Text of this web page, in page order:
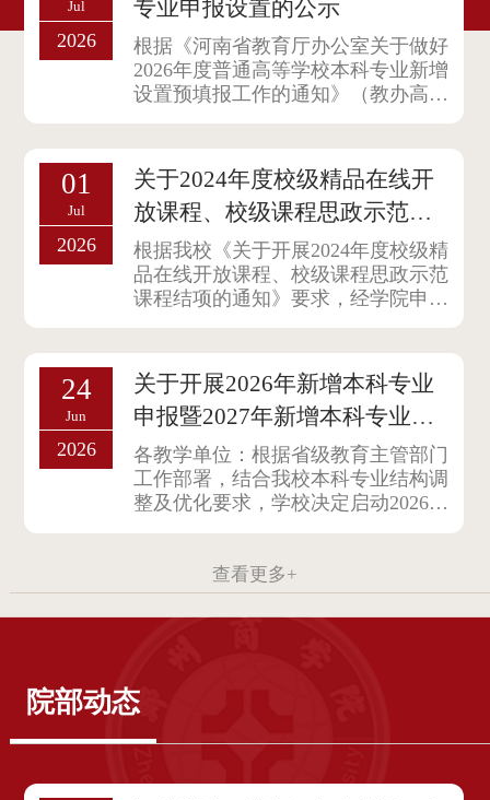
Jul
2026
专业申报设置的公示
根据《河南省教育厅办公室关于做好
2026年度普通高等学校本科专业新增
设置预填报工作的通知》（教办高
01
Jul
2026
关于2024年度校级精品在线开
放课程、校级课程思政示范课
程结项名单的公示
根据我校《关于开展2024年度校级精
品在线开放课程、校级课程思政示范
课程结项的通知》要求，经学院申
24
Jun
2026
关于开展2026年新增本科专业
申报暨2027年新增本科专业预
申报工作的通知
各教学单位：根据省级教育主管部门
工作部署，结合我校本科专业结构调
整及优化要求，学校决定启动2026年
查看更多+
院部动态